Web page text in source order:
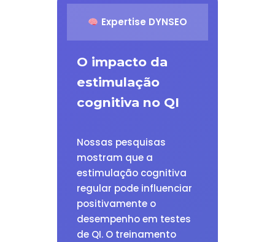
Expertise DYNSEO
O impacto da
estimulação
cognitiva no QI
Nossas pesquisas
mostram que a
estimulação cognitiva
regular pode influenciar
positivamente o
desempenho em testes
de QI. O treinamento